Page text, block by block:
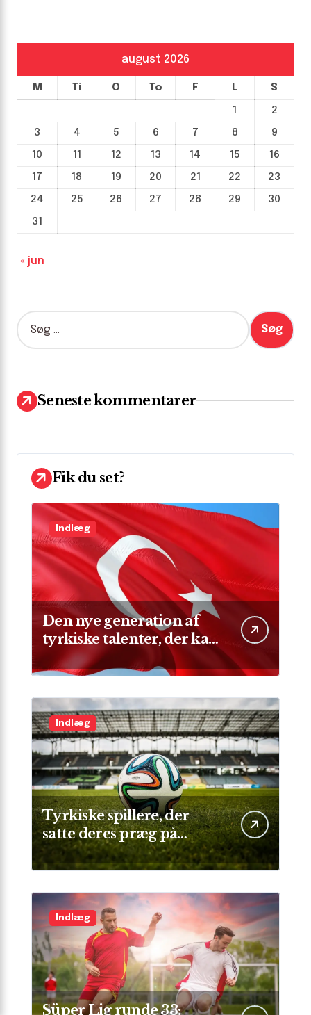
august 2026
M Ti O To F L S
1
2
3
4 5 6 7 8
9
10
11 12 13 14 15
16
17
18 19 20 21 22
23
24
25 26 27 28 29
30
31
« jun
S
ø
t
e
Seneste kommentarer
Fik du set?
Indlæg
Den nye generation af
tyrkiske talenter, der kan
skinne på verdensscenen
Indlæg
Tyrkiske spillere, der
satte deres præg på
Champions League
Indlæg
Süper Lig runde 33: